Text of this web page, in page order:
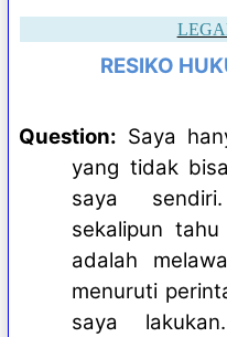
RESIKO
Question: Saya
yang tidak
saya
sekalipun
adalah
menuruti
saya